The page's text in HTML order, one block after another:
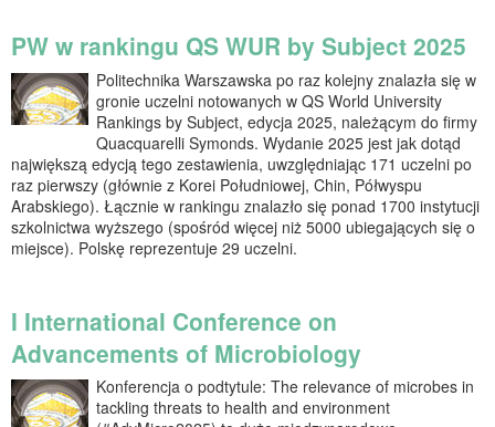
PW w rankingu QS WUR by Subject 2025
Politechnika Warszawska po raz kolejny znalazła się w
gronie uczelni notowanych w QS World University
Rankings by Subject, edycja 2025, należącym do firmy
Quacquarelli Symonds. Wydanie 2025 jest jak dotąd
największą edycją tego zestawienia, uwzględniając 171 uczelni po
raz pierwszy (głównie z Korei Południowej, Chin, Półwyspu
Arabskiego). Łącznie w rankingu znalazło się ponad 1700 instytucji
szkolnictwa wyższego (spośród więcej niż 5000 ubiegających się o
miejsce). Polskę reprezentuje 29 uczelni.
I International Conference on
Advancements of Microbiology
Konferencja o podtytule: The relevance of microbes in
tackling threats to health and environment